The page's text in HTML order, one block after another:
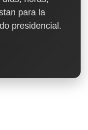
para la
presidencial.